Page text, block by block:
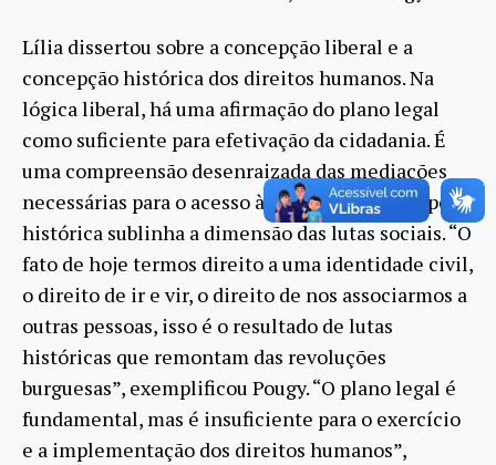
Lília dissertou sobre a concepção liberal e a
concepção histórica dos direitos humanos. Na
lógica liberal, há uma afirmação do plano legal
como suficiente para efetivação da cidadania. É
uma compreensão desenraizada das mediações
necessárias para o acesso à Justiça. Já a concepção
histórica sublinha a dimensão das lutas sociais. “O
fato de hoje termos direito a uma identidade civil,
o direito de ir e vir, o direito de nos associarmos a
outras pessoas, isso é o resultado de lutas
históricas que remontam das revoluções
burguesas”, exemplificou Pougy. “O plano legal é
fundamental, mas é insuficiente para o exercício
e a implementação dos direitos humanos”,